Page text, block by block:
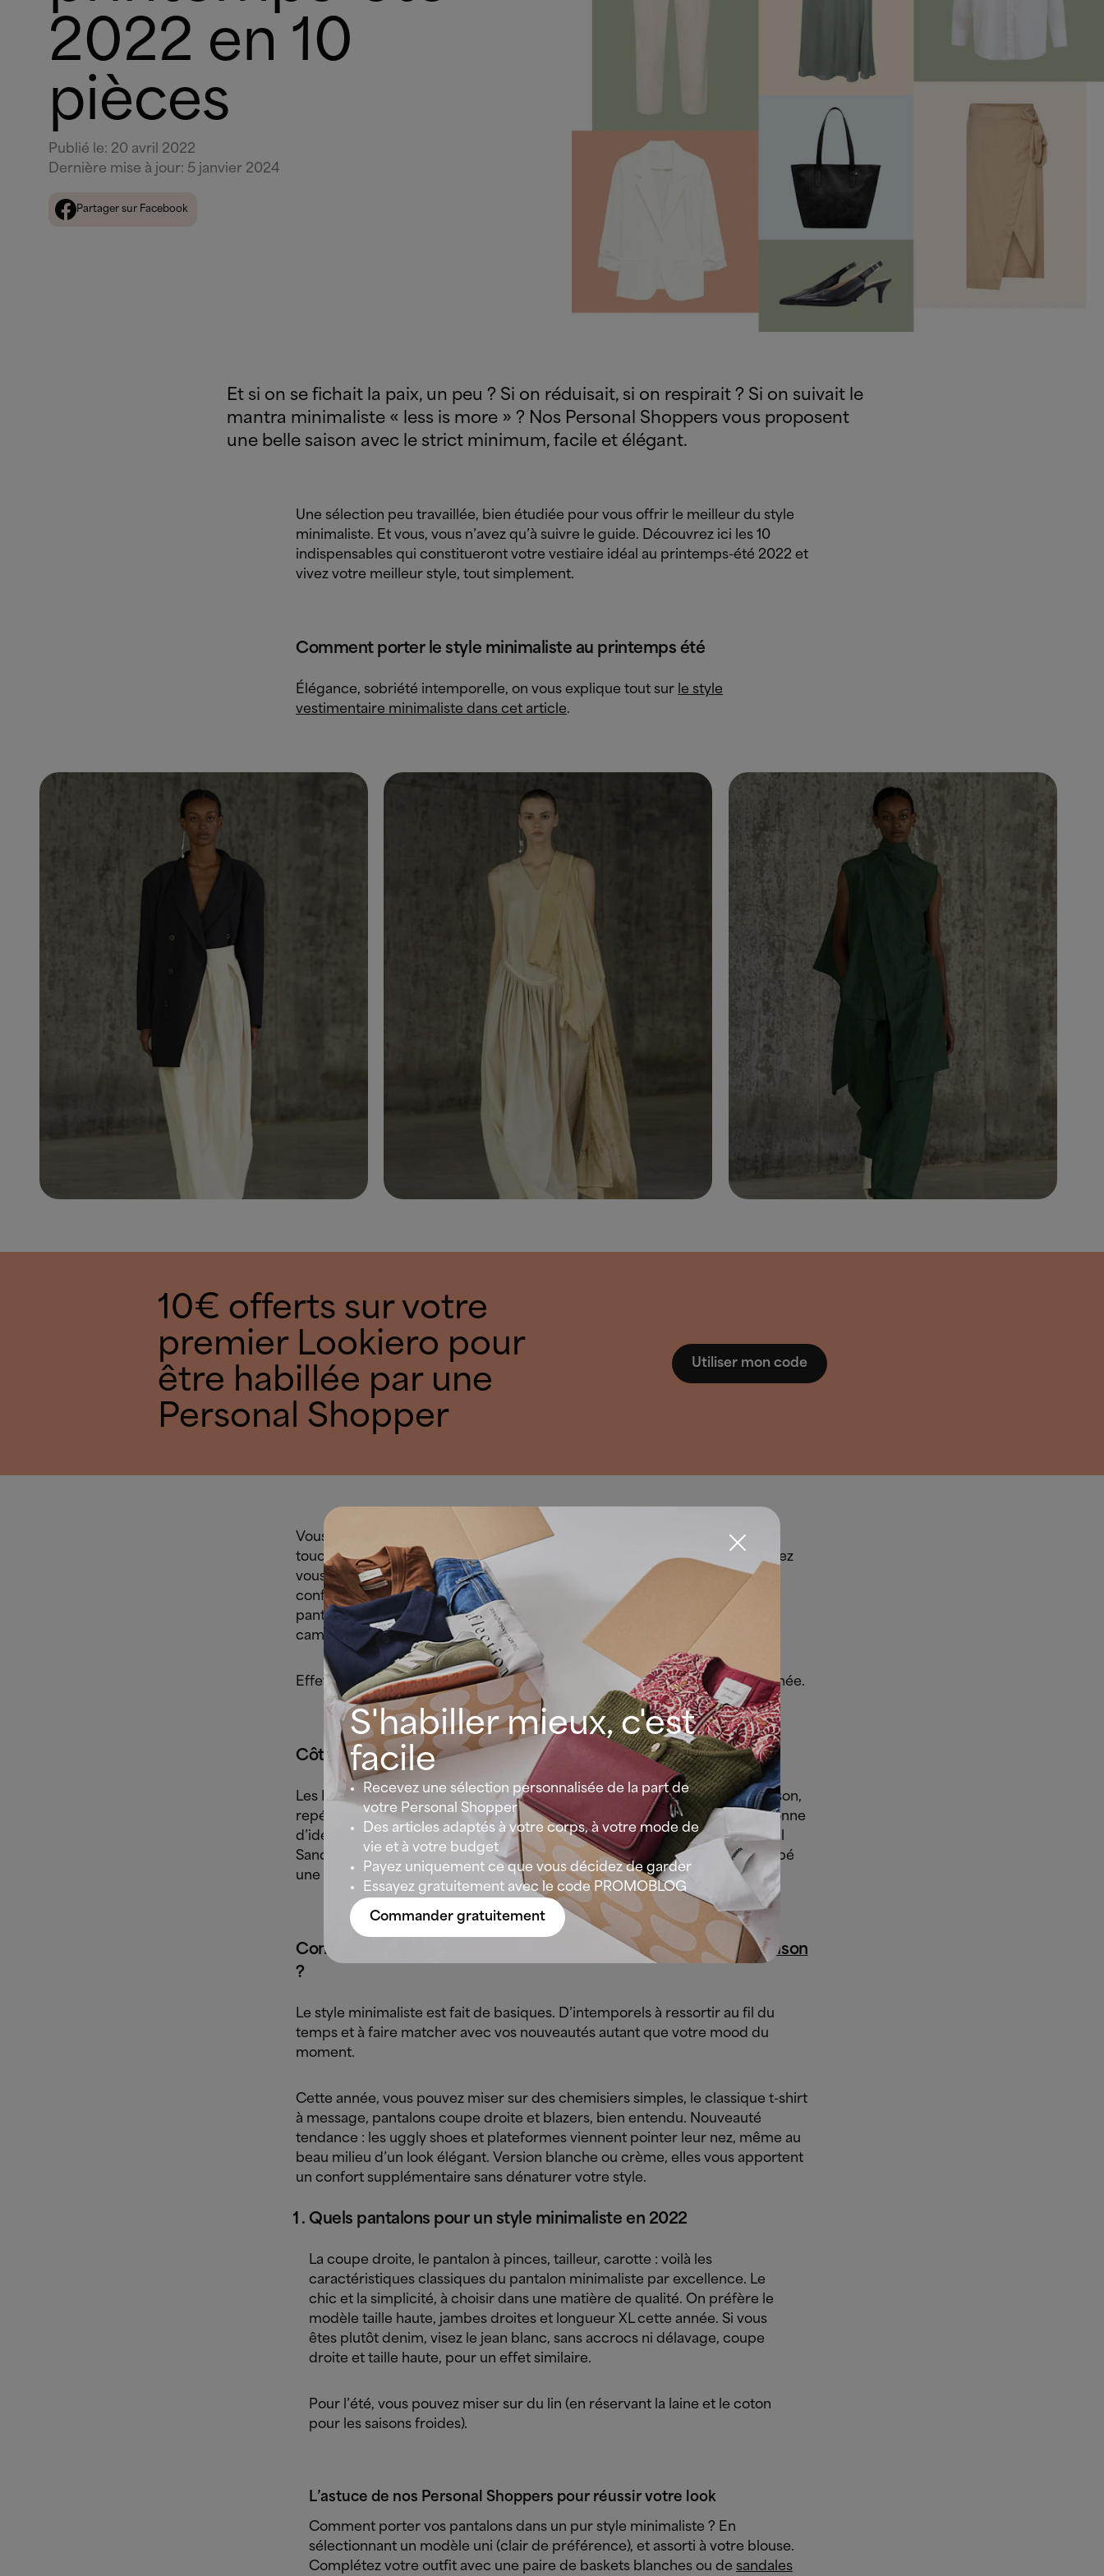
2022 en 10
pièces
Publié le: 20 avril 2022
Dernière mise à jour: 5 janvier 2024
Partager sur Facebook
Et si on se fichait la paix, un peu ? Si on réduisait, si on respirait ? Si on suivait le
mantra minimaliste « less is more » ? Nos Personal Shoppers vous proposent
une belle saison avec le strict minimum, facile et élégant.
Une sélection peu travaillée, bien étudiée pour vous offrir le meilleur du style
minimaliste. Et vous, vous n’avez qu’à suivre le guide. Découvrez ici les 10
indispensables qui constitueront votre vestiaire idéal au printemps-été 2022 et
vivez votre meilleur style, tout simplement.
Comment porter le style minimaliste au printemps été
Élégance, sobriété intemporelle, on vous explique tout sur le style
vestimentaire minimaliste dans cet article.
10€ offerts sur votre
premier Lookiero pour
être habillée par une
Personal Shopper
Utiliser mon code
Vous n’avez pas envie de jongler avec les couleurs cet été ? Vous aimez la
touche sophistiquée d’un total look crème et d’un tomber fluide, vous voulez
vous sentir à l’aise avant tout ? Sachez que vous allez pouvoir miser sur le
confort de l’oversize cette saison, avec des vestes extra-longues, des
pantalons de tailleur sous un blazer XL et des tons clairs allant du blanc au
camel, faciles à marier entre eux.
Effet élégant et décontracté à la fois, le minimalisme se réinvente cette année.
Côté inspiration : créateurs et défilés minimalistes à suivre
Les Personal Shoppers de Lookiero ont fureté du côté des podiums de saison,
repéré les créateurs les plus inspirants et préparé une sélection qui bouillonne
d’idées à suivre et adapter à l’envi. On vous donne les noms : Uma Wang, Jil
Sander, Lauren Manoogian, Kiton, Max Mara ou encore Bevza, ont développé
une ligne minimaliste soignée pour le printemps-été 2022.
Comment adopter ce minimalisme avec
votre garde-robe de saison
?
Le style minimaliste est fait de basiques. D’intemporels à ressortir au fil du
temps et à faire matcher avec vos nouveautés autant que votre mood du
moment.
Cette année, vous pouvez miser sur des chemisiers simples, le classique t-shirt
à message, pantalons coupe droite et blazers, bien entendu. Nouveauté
tendance : les uggly shoes et plateformes viennent pointer leur nez, même au
beau milieu d’un look élégant. Version blanche ou crème, elles vous apportent
un confort supplémentaire sans dénaturer votre style.
Quels pantalons pour un style minimaliste en 2022
La coupe droite, le pantalon à pinces, tailleur, carotte : voilà les
caractéristiques classiques du pantalon minimaliste par excellence. Le
chic et la simplicité, à choisir dans une matière de qualité. On préfère le
modèle taille haute, jambes droites et longueur XL cette année. Si vous
êtes plutôt denim, visez le jean blanc, sans accrocs ni délavage, coupe
droite et taille haute, pour un effet similaire.
Pour l’été, vous pouvez miser sur du lin (en réservant la laine et le coton
pour les saisons froides).
L’astuce de nos Personal Shoppers pour réussir votre look
Comment porter vos pantalons dans un pur style minimaliste ? En
sélectionnant un modèle uni (clair de préférence), et assorti à votre blouse.
Complétez votre outfit avec une paire de baskets blanches ou de sandales
S'habiller mieux, c'est
facile
Recevez une sélection personnalisée de la part de
votre Personal Shopper
Des articles adaptés à votre corps, à votre mode de
vie et à votre budget
Payez uniquement ce que vous décidez de garder
Essayez gratuitement avec le code PROMOBLOG
Commander gratuitement